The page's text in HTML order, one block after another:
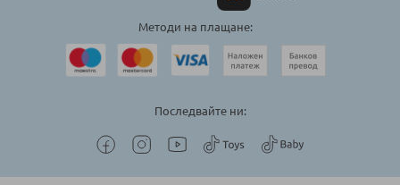
Методи на плащане:
Последвайте ни: